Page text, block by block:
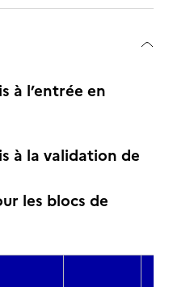
à l’entrée en
à la validation de
les blocs de